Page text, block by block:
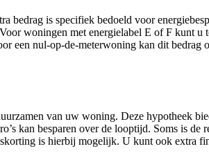
is specifiek bedoeld voor
woningen met energielabel E of F kunt u
een nul-op-de-meterwoning kan dit bedrag
van uw woning. Deze hypotheek
kan besparen over de looptijd. Soms is de
is hierbij mogelijk. U kunt ook extra